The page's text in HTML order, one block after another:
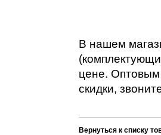
В нашем
цене. Оптовым
скидки,
Вернуться к списку